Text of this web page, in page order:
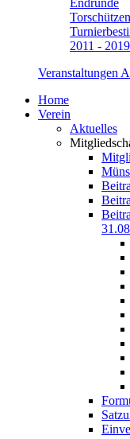
Endrunde
2011 - 2019
Veranstaltungen
Home
Verein
Aktuelles